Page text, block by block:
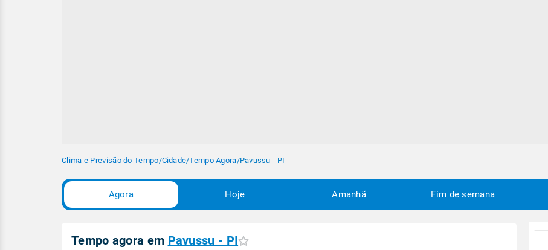
Clima e Previsão do Tempo/Cidade/Tempo Agora/Pavussu - PI
Agora Hoje Amanhã Fim de semana
Tempo agora em Pavussu - PI